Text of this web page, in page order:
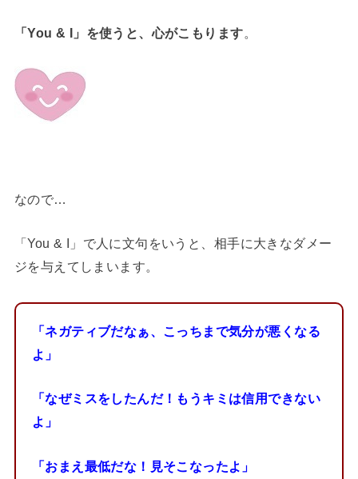
「You & I」を使うと、心がこもります。
なので…
「You & I」で人に文句をいうと、相手に大きなダメー
ジを与えてしまいます。
「ネガティブだなぁ、こっちまで気分が悪くなる
よ」
「なぜミスをしたんだ！もうキミは信用できない
よ」
「おまえ最低だな！見そこなったよ」